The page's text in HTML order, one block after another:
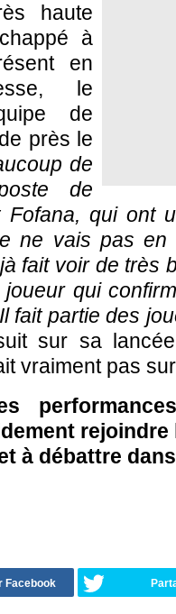
haute
à
en
le
de
près le
de
de
Fofana, qui ont
ne vais pas en
fait voir de très
qui
fait partie des
sur sa
vraiment pas
rejoindre
à débattre
Facebook